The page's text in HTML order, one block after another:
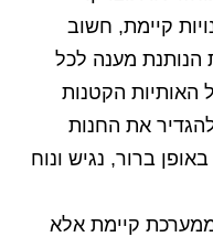
קיימת, חשוב
הנותנת מענה לכל
האותיות הקטנות
את החנות
ברור, נגיש ונוח
קיימת אלא